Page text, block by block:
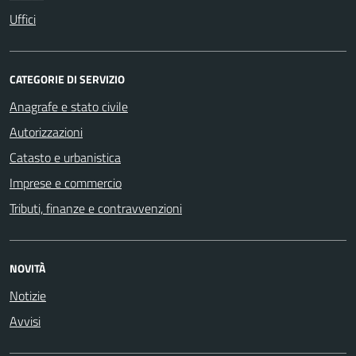
Uffici
CATEGORIE DI SERVIZIO
Anagrafe e stato civile
Autorizzazioni
Catasto e urbanistica
Imprese e commercio
Tributi, finanze e contravvenzioni
NOVITÀ
Notizie
Avvisi